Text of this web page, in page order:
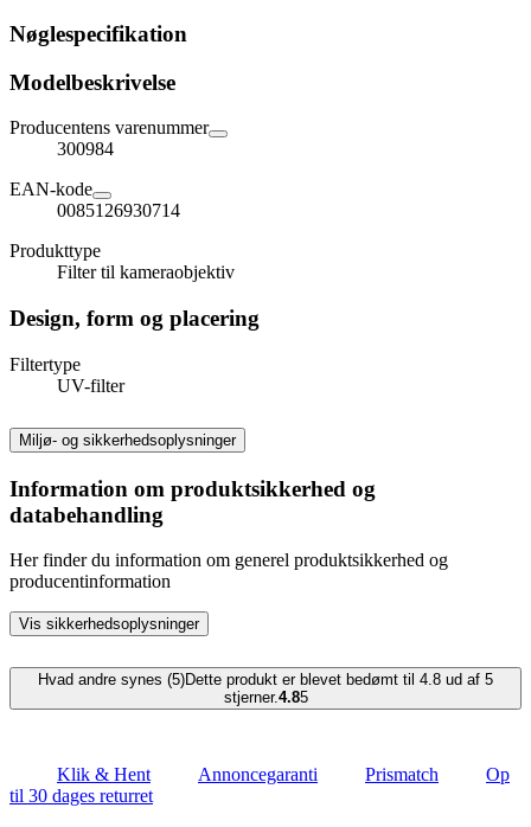
Nøglespecifikation
Modelbeskrivelse
Producentens varenummer
300984
EAN-kode
0085126930714
Produkttype
Filter til kameraobjektiv
Design, form og placering
Filtertype
UV-filter
Miljø- og sikkerhedsoplysninger
Information om produktsikkerhed og
databehandling
Her finder du information om generel produktsikkerhed og
producentinformation
Vis sikkerhedsoplysninger
Hvad andre synes (5)Dette produkt er blevet bedømt til 4.8 ud af 5
stjerner.4.85
Klik & Hent Annoncegaranti Prismatch
Op
til 30 dages returret